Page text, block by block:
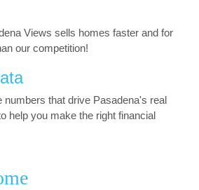
Views sells homes faster and for
our competition!
numbers that drive Pasadena's real
help you make the right financial